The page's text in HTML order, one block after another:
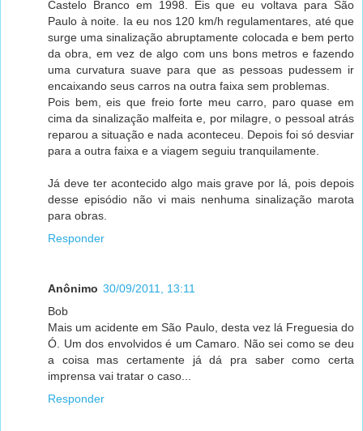
Castelo Branco em 1998. Eis que eu voltava para São
Paulo à noite. Ia eu nos 120 km/h regulamentares, até que
surge uma sinalização abruptamente colocada e bem perto
da obra, em vez de algo com uns bons metros e fazendo
uma curvatura suave para que as pessoas pudessem ir
encaixando seus carros na outra faixa sem problemas.
Pois bem, eis que freio forte meu carro, paro quase em
cima da sinalização malfeita e, por milagre, o pessoal atrás
reparou a situação e nada aconteceu. Depois foi só desviar
para a outra faixa e a viagem seguiu tranquilamente.
Já deve ter acontecido algo mais grave por lá, pois depois
desse episódio não vi mais nenhuma sinalização marota
para obras.
Responder
Anônimo 30/09/2011, 13:11
Bob
Mais um acidente em São Paulo, desta vez lá Freguesia do
Ó. Um dos envolvidos é um Camaro. Não sei como se deu
a coisa mas certamente já dá pra saber como certa
imprensa vai tratar o caso...
Responder